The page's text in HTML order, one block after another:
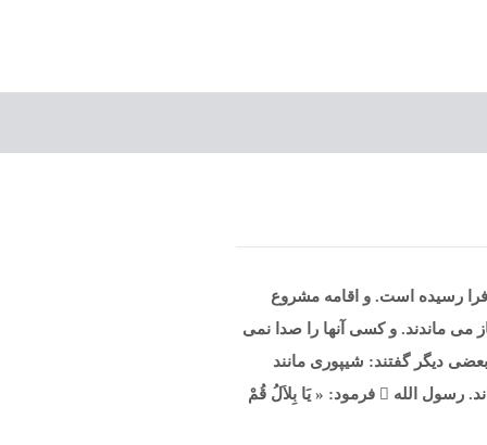
فرا رسیده است. و اقامه مشروع
مى ماندند. و کسی آنها را صدا نمی
ديگر گفتند: شيپورى مانند
شيپور يهود، به صدا درآوريم. اما عمر  فرمود: بهتر است وقت نماز، كسى را بفرستيم تا مردم را به نماز فرا خواند. رسول ‏الله  فرمود: « يَا بِلاَلُ قُمْ